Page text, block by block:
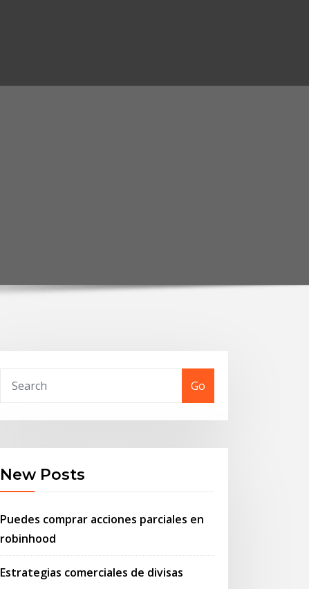
Go
New Posts
Puedes comprar acciones parciales en
robinhood
Estrategias comerciales de divisas